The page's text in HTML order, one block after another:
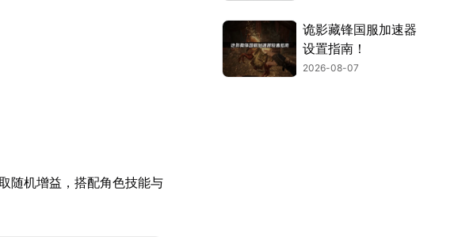
随机增益，搭配角色技能与
诡影藏锋国服加速器
设置指南！
2026-08-07